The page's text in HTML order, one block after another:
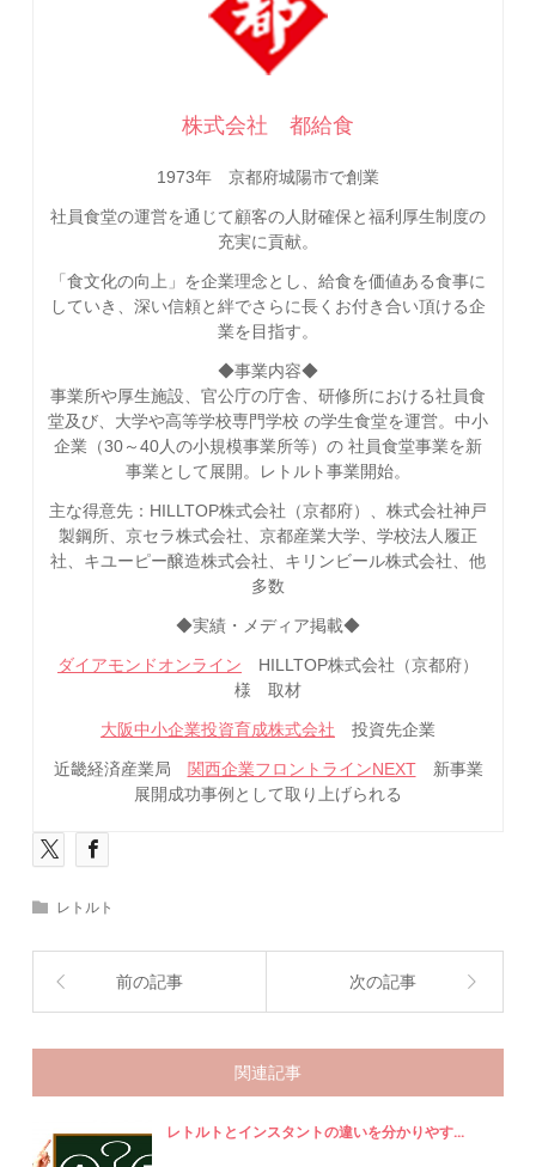
株式会社 都給食
1973年 京都府城陽市で創業
社員食堂の運営を通じて顧客の人財確保と福利厚生制度の
充実に貢献。
「食文化の向上」を企業理念とし、給食を価値ある食事に
していき、深い信頼と絆でさらに長くお付き合い頂ける企
業を目指す。
◆事業内容◆
事業所や厚生施設、官公庁の庁舎、研修所における社員食
堂及び、大学や高等学校専門学校 の学生食堂を運営。中小
企業（30～40人の小規模事業所等）の 社員食堂事業を新
事業として展開。レトルト事業開始。
主な得意先：HILLTOP株式会社（京都府）、株式会社神戸
製鋼所、京セラ株式会社、京都産業大学、学校法人履正
社、キユーピー醸造株式会社、キリンビール株式会社、他
多数
◆実績・メディア掲載◆
ダイアモンドオンライン HILLTOP株式会社（京都府）
様 取材
大阪中小企業投資育成株式会社 投資先企業
近畿経済産業局 関西企業フロントラインNEXT新事業
展開成功事例として取り上げられる
レトルト
前の記事 次の記事
関連記事
レトルトとインスタントの違いを分かりやす...